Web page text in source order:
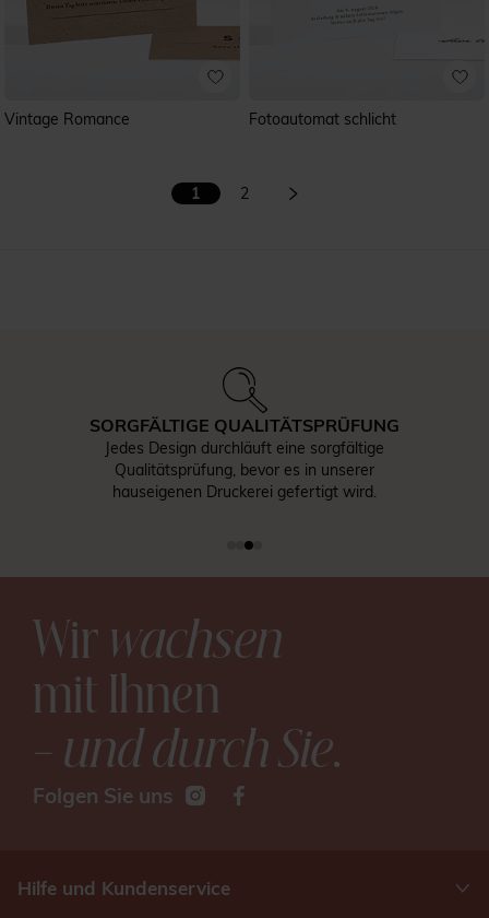
Vintage Romance Fotoautomat schlicht
1 2
SORGFÄLTIGE QUALITÄTSPRÜFUNG
Jedes Design durchläuft eine sorgfältige
Qualitätsprüfung, bevor es in unserer
hauseigenen Druckerei gefertigt wird.
Wirwachsen
mit Ihnen
– und durch Sie.
Folgen Sie uns
Hilfe und Kundenservice